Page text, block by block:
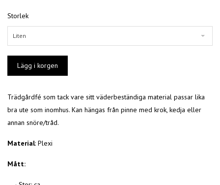
Storlek
Liten
Trädgårdfé som tack vare sitt väderbeständiga material passar lika
bra ute som inomhus. Kan hängas från pinne med krok, kedja eller
annan snöre/tråd.
Material: Plexi
Mått: